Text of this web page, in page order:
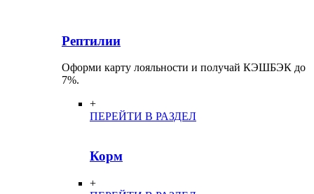
Рептилии
Оформи карту лояльности и получай КЭШБЭК до
7%.
+
ПЕРЕЙТИ В РАЗДЕЛ
Корм
+